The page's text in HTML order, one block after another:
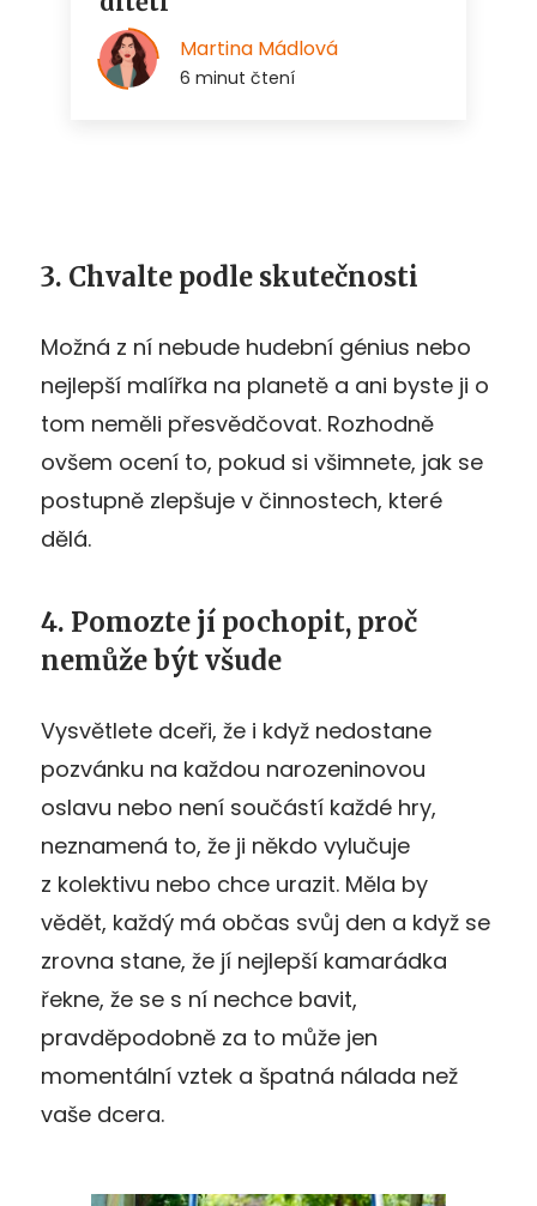
3. Chvalte podle skutečnosti
Možná z ní nebude hudební génius nebo
nejlepší malířka na planetě a ani byste ji o
tom neměli přesvědčovat. Rozhodně
ovšem ocení to, pokud si všimnete, jak se
postupně zlepšuje v činnostech, které
dělá.
4. Pomozte jí pochopit, proč
nemůže být všude
Vysvětlete dceři, že i když nedostane
pozvánku na každou narozeninovou
oslavu nebo není součástí každé hry,
neznamená to, že ji někdo vylučuje
z kolektivu nebo chce urazit. Měla by
vědět, každý má občas svůj den a když se
zrovna stane, že jí nejlepší kamarádka
řekne, že se s ní nechce bavit,
pravděpodobně za to může jen
momentální vztek a špatná nálada než
vaše dcera.